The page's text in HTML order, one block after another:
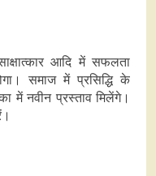
आदि में सफलता
समाज में प्रसिद्धि के
में नवीन प्रस्ताव मिलेंगे।